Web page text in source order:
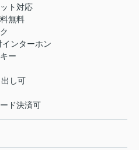
ト対応
無料
ンターホン
ー
し可
ド決済可